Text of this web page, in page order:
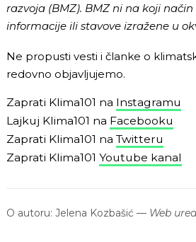
razvoja (BMZ). BMZ ni na koji
informacije ili stavove izražene u
Ne propusti vesti i članke o
redovno objavljujemo.
Zaprati Klima101 na Instagramu
Lajkuj Klima101 na Facebooku
Zaprati Klima101 na Twitteru
Zaprati Klima101 Youtube kanal
O autoru: Jelena Kozbašić — Web